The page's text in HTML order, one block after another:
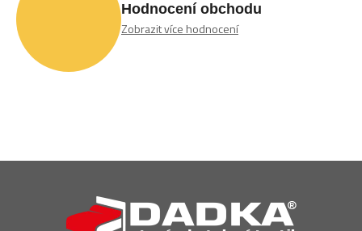
Hodnocení obchodu
Zobrazit více hodnocení